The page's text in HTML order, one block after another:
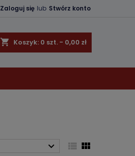
Zaloguj się lub Stwórz konto
shopping_cart Koszyk: 0 szt. - 0,00 zł
  